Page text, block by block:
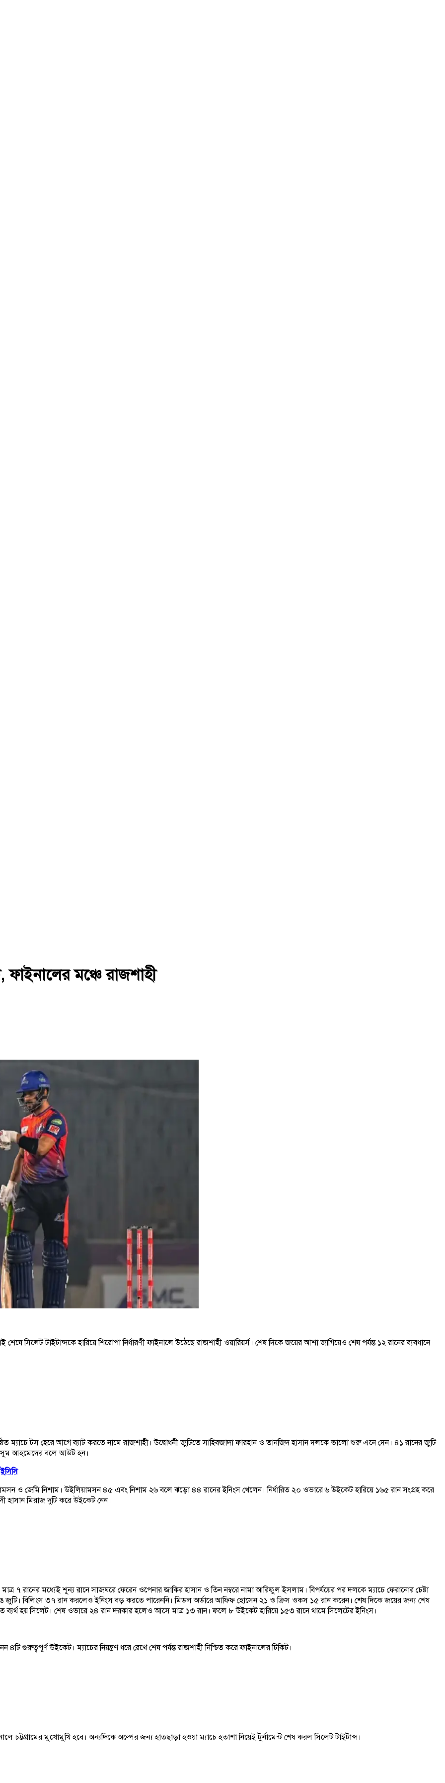
ফাইনালের মঞ্চে রাজশাহী
শেষে সিলেট টাইটান্সকে হারিয়ে শিরোপা নির্ধারণী ফাইনালে উঠেছে রাজশাহী ওয়ারিয়র্স। শেষ দিকে জয়ের আশা জাগিয়েও শেষ পর্যন্ত ১২ রানের ব্যবধানে
ম্যাচে টস হেরে আগে ব্যাট করতে নামে রাজশাহী। উদ্বোধনী জুটিতে সাহিবজাদা ফারহান ও তানজিদ হাসান দলকে ভালো শুরু এনে দেন। ৪১ রানের জুটি
নাসুম আহমেদের বলে আউট হন।
ও জেমি নিশাম। উইলিয়ামসন ৪৫ এবং নিশাম ২৬ বলে ঝড়ো ৪৪ রানের ইনিংস খেলেন। নির্ধারিত ২০ ওভারে ৬ উইকেট হারিয়ে ১৬৫ রান সংগ্রহ করে
হাসান মিরাজ দুটি করে উইকেট নেন।
৭ রানের মধ্যেই শূন্য রানে সাজঘরে ফেরেন ওপেনার জাকির হাসান ও তিন নম্বরে নামা আরিফুল ইসলাম। বিপর্যয়ের পর দলকে ম্যাচে ফেরানোর চেষ্টা
বিলিংস ৩৭ রান করলেও ইনিংস বড় করতে পারেননি। মিডল অর্ডারে আফিফ হোসেন ২১ ও ক্রিস ওকস ১৫ রান করেন। শেষ দিকে জয়ের জন্য শেষ
হয় সিলেট। শেষ ওভারে ২৪ রান দরকার হলেও আসে মাত্র ১৩ রান। ফলে ৮ উইকেট হারিয়ে ১৫৩ রানে থামে সিলেটের ইনিংস।
৪টি গুরুত্বপূর্ণ উইকেট। ম্যাচের নিয়ন্ত্রণ ধরে রেখে শেষ পর্যন্ত রাজশাহী নিশ্চিত করে ফাইনালের টিকিট।
চট্টগ্রামের মুখোমুখি হবে। অন্যদিকে অল্পের জন্য হাতছাড়া হওয়া ম্যাচে হতাশা নিয়েই টুর্নামেন্ট শেষ করল সিলেট টাইটান্স।